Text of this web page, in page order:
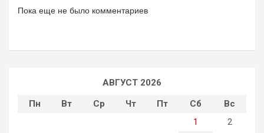
Пока еще не было комментариев
АВГУСТ 2026
Пн
Вт Ср Чт Пт Сб
Вс
1
2